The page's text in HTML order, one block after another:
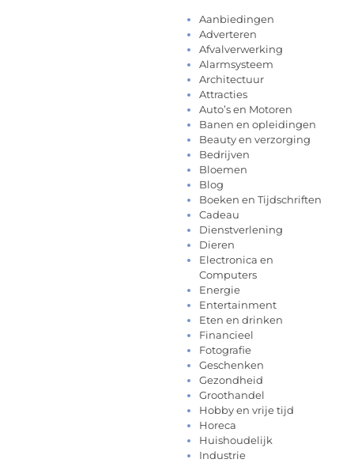
Aanbiedingen
Adverteren
Afvalverwerking
Alarmsysteem
Architectuur
Attracties
Auto’s en Motoren
Banen en opleidingen
Beauty en verzorging
Bedrijven
Bloemen
Blog
Boeken en Tijdschriften
Cadeau
Dienstverlening
Dieren
Electronica en
Computers
Energie
Entertainment
Eten en drinken
Financieel
Fotografie
Geschenken
Gezondheid
Groothandel
Hobby en vrije tijd
Horeca
Huishoudelijk
Industrie